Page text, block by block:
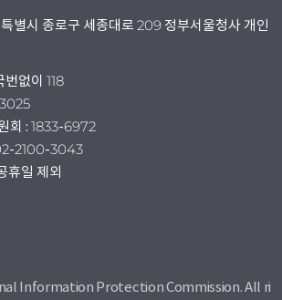
별시 종로구 세종대로 209 정부서울청사 개인
없이 118
회 : 1833-6972
2100-3043
휴일 제외
Information Protection Commission. All ri